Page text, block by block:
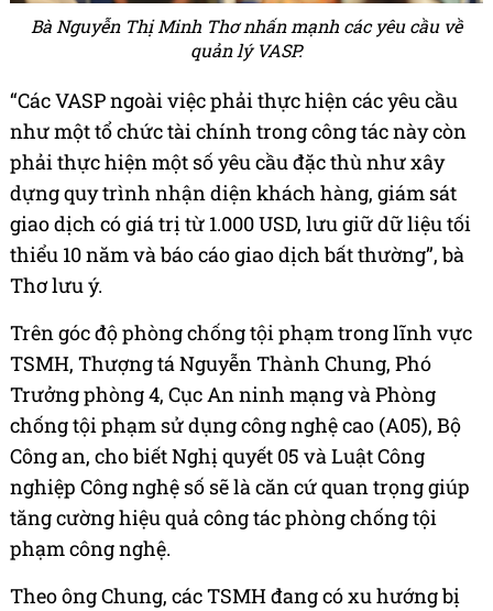
Bà Nguyễn Thị Minh Thơ nhấn mạnh các yêu cầu về
quản lý VASP.
“Các VASP ngoài việc phải thực hiện các yêu cầu
như một tổ chức tài chính trong công tác này còn
phải thực hiện một số yêu cầu đặc thù như xây
dựng quy trình nhận diện khách hàng, giám sát
giao dịch có giá trị từ 1.000 USD, lưu giữ dữ liệu tối
thiểu 10 năm và báo cáo giao dịch bất thường”, bà
Thơ lưu ý.
Trên góc độ phòng chống tội phạm trong lĩnh vực
TSMH, Thượng tá Nguyễn Thành Chung, Phó
Trưởng phòng 4, Cục An ninh mạng và Phòng
chống tội phạm sử dụng công nghệ cao (A05), Bộ
Công an, cho biết Nghị quyết 05 và Luật Công
nghiệp Công nghệ số sẽ là căn cứ quan trọng giúp
tăng cường hiệu quả công tác phòng chống tội
phạm công nghệ.
Theo ông Chung, các TSMH đang có xu hướng bị